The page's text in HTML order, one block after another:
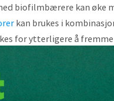
biofilmbærere kan
kan brukes i
for ytterligere å